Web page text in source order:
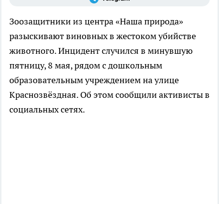
Зоозащитники из центра «Наша природа»
разыскивают виновных в жестоком убийстве
животного. Инцидент случился в минувшую
пятницу, 8 мая, рядом с дошкольным
образовательным учреждением на улице
Краснозвёздная. Об этом сообщили активисты в
социальных сетях.